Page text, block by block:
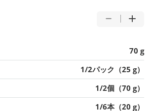
70 g
1/2パック（25 g）
1/2個（70 g）
1/6本（20 g）